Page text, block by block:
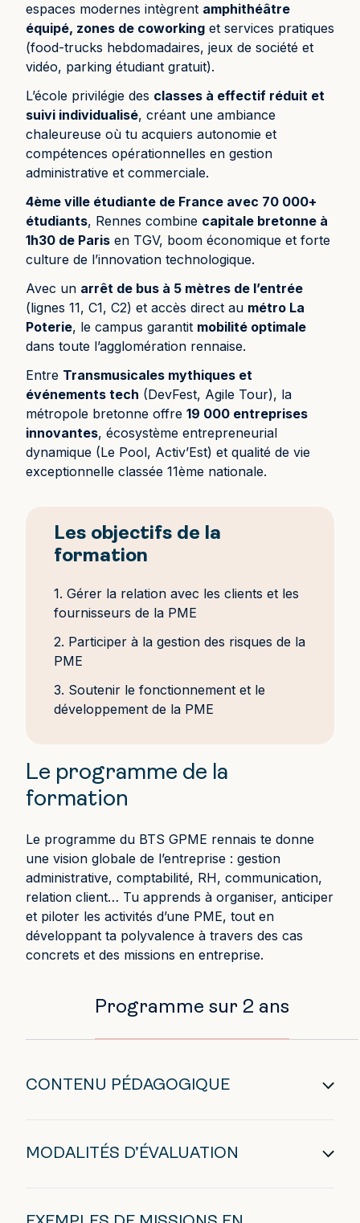
espaces modernes intègrent amphithéâtre
équipé, zones de coworking et services pratiques
(food-trucks hebdomadaires, jeux de société et
vidéo, parking étudiant gratuit).
L’école privilégie des classes à effectif réduit et
suivi individualisé, créant une ambiance
chaleureuse où tu acquiers autonomie et
compétences opérationnelles en gestion
administrative et commerciale.
4ème ville étudiante de France avec 70 000+
étudiants, Rennes combine capitale bretonne à
1h30 de Paris en TGV, boom économique et forte
culture de l’innovation technologique.
Avec un arrêt de bus à 5 mètres de l’entrée
(lignes 11, C1, C2) et accès direct au métro La
Poterie, le campus garantit mobilité optimale
dans toute l’agglomération rennaise.
Entre Transmusicales mythiques et
événements tech (DevFest, Agile Tour), la
métropole bretonne offre 19 000 entreprises
innovantes, écosystème entrepreneurial
dynamique (Le Pool, Activ’Est) et qualité de vie
exceptionnelle classée 11ème nationale.
Les objectifs de la
formation
1. Gérer la relation avec les clients et les
fournisseurs de la PME
2. Participer à la gestion des risques de la
PME
3. Soutenir le fonctionnement et le
développement de la PME
Le programme de la
formation
Le programme du BTS GPME rennais te donne
une vision globale de l’entreprise : gestion
administrative, comptabilité, RH, communication,
relation client… Tu apprends à organiser, anticiper
et piloter les activités d’une PME, tout en
développant ta polyvalence à travers des cas
concrets et des missions en entreprise.
Programme sur 2 ans
CONTENU PÉDAGOGIQUE
MODALITÉS D’ÉVALUATION